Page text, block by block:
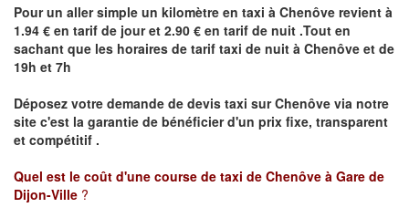
Pour un aller simple un kilomètre en taxi à Chenôve revient à
1.94 € en tarif de jour et 2.90 € en tarif de nuit .Tout en
sachant que les horaires de tarif taxi de nuit à Chenôve et de
19h et 7h
Déposez votre demande de devis taxi surChenôve via notre
site c'est la garantie de bénéficier d'un prix fixe, transparent
et compétitif .
Quel est le coût d'une course de taxi de Chenôve à Gare de
Dijon-Ville ?